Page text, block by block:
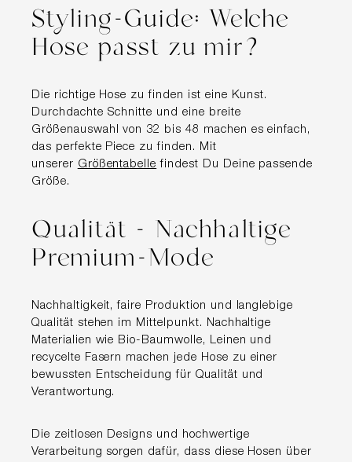
Styling-Guide: Welche
Hose passt zu mir?
Die richtige Hose zu finden ist eine Kunst.
Durchdachte Schnitte und eine breite
Größenauswahl von 32 bis 48 machen es einfach,
das perfekte Piece zu finden. Mit
unserer Größentabelle findest Du Deine passende
Größe.
Qualität - Nachhaltige
Premium-Mode
Nachhaltigkeit, faire Produktion und langlebige
Qualität stehen im Mittelpunkt. Nachhaltige
Materialien wie Bio-Baumwolle, Leinen und
recycelte Fasern machen jede Hose zu einer
bewussten Entscheidung für Qualität und
Verantwortung.
Die zeitlosen Designs und hochwertige
Verarbeitung sorgen dafür, dass diese Hosen über